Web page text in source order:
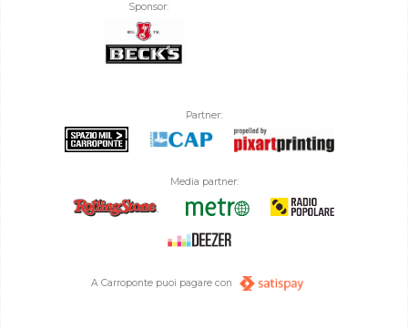
Sponsor:
Partner:
Media partner:
A Carroponte puoi pagare con